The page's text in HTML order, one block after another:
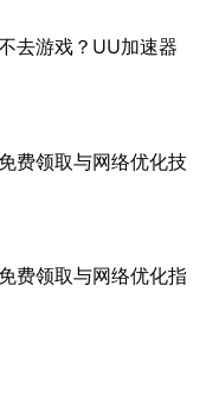
去游戏？UU加速器
费领取与网络优化技
费领取与网络优化指